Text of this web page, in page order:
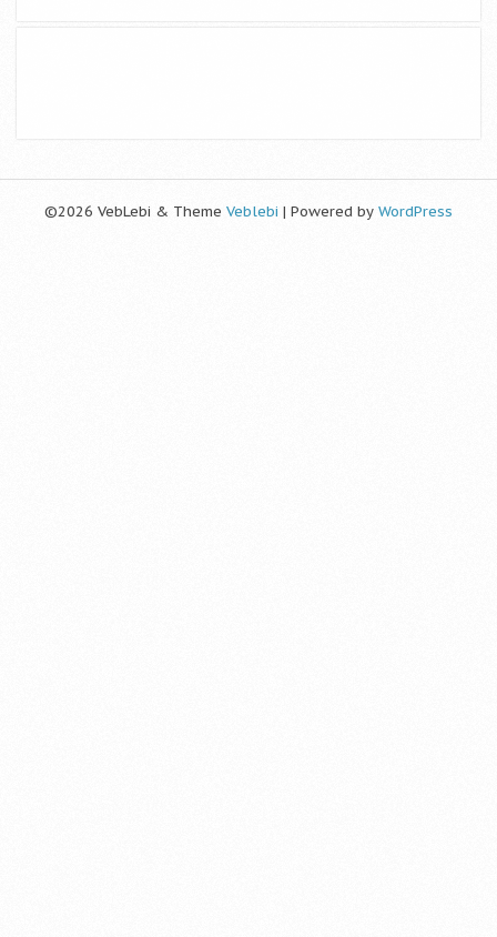
©2026 VebLebi & Theme Veblebi | Powered by WordPress